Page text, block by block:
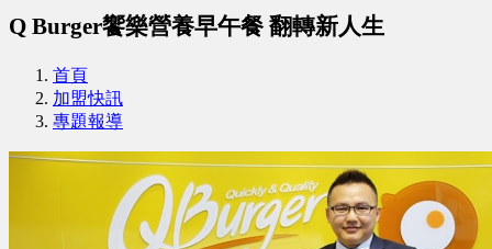
Q Burger饗樂營養早午餐 翻轉新人生
首頁
加盟快訊
專題報導